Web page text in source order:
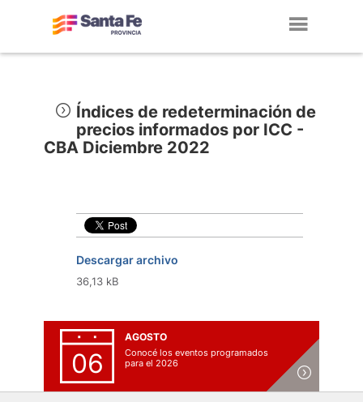
Índices de redeterminación de
precios informados por ICC -
CBA Diciembre 2022
Descargar archivo
36,13 kB
06
AGOSTO
Conocé los eventos programados
para el 2026